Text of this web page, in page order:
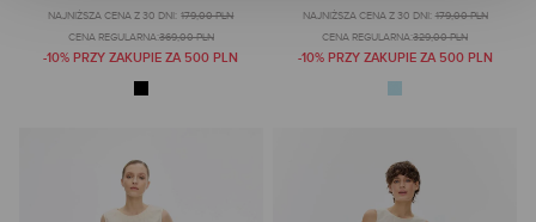
NAJNIŻSZA CENA Z 30 DNI: 179,00 PLN
CENA REGULARNA:369,00 PLN
-10% PRZY ZAKUPIE ZA 500 PLN
NAJNIŻSZA CENA Z 30 DNI: 179,00 PLN
CENA REGULARNA:329,00 PLN
-10% PRZY ZAKUPIE ZA 500 PLN